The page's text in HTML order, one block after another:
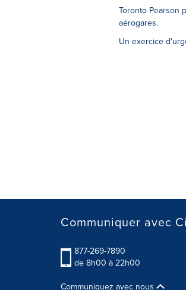
Toronto Pearson
aérogares.
Un exercice
Communiquer avec
877-269-7890
de 8h00 à 22h00
Communiquez avec nous